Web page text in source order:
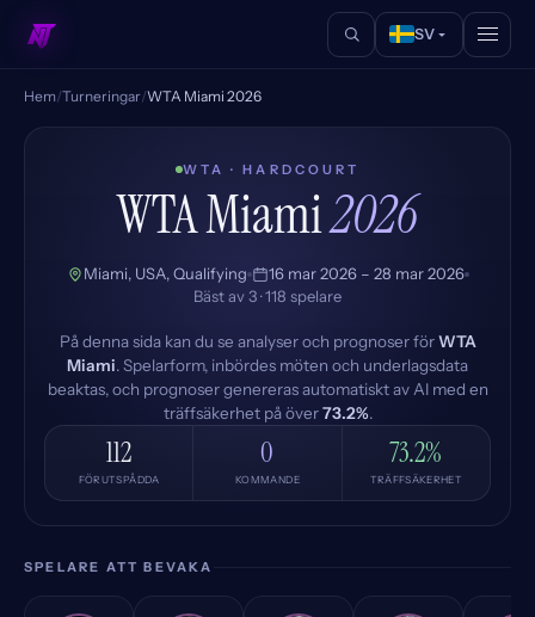
SV
Hem/Turneringar/WTA Miami 2026
WTA · HARDCOURT
WTA Miami2026
Miami, USA, Qualifying
16 mar 2026 – 28 mar 2026
Bäst av 3 · 118 spelare
På denna sida kan du se analyser och prognoser förWTA
Miami. Spelarform, inbördes möten och underlagsdata
beaktas, och prognoser genereras automatiskt av AI med en
träffsäkerhet på över73.2%.
112
FÖRUTSPÅDDA
0
KOMMANDE
73.2%
TRÄFFSÄKERHET
SPELARE ATT BEVAKA